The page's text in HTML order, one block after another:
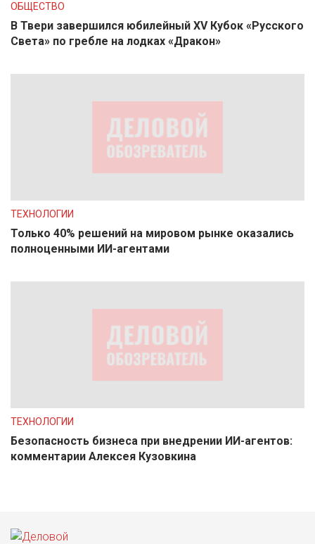
ОБЩЕСТВО
В Твери завершился юбилейный XV Кубок «Русского
Света» по гребле на лодках «Дракон»
ТЕХНОЛОГИИ
Только 40% решений на мировом рынке оказались
полноценными ИИ-агентами
ТЕХНОЛОГИИ
Безопасность бизнеса при внедрении ИИ-агентов:
комментарии Алексея Кузовкина